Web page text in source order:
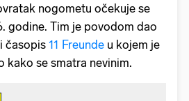
nogometu očekuje se
godine. Tim je povodom dao
časopis 11 Freunde u kojem je
kako se smatra nevinim.